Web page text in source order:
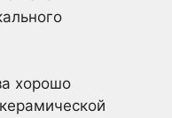
хорошо